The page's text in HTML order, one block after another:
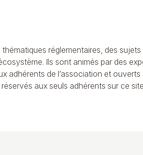
réglementaires, des sujets
Ils sont animés par des
adhérents de l’association et
aux seuls adhérents sur ce